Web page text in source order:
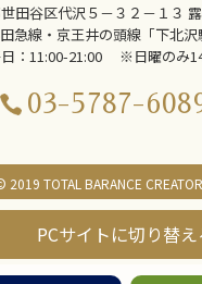
世田谷区代沢５－３２－１３
田急線・京王井の頭線「下北
日：11:00-21:00 ※日曜のみ
03-5787-
TOTAL BARANCE
PCサイトに切り替え